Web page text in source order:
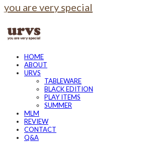
you are very special
HOME
ABOUT
URVS
TABLEWARE
BLACK EDITION
PLAY ITEMS
SUMMER
MLM
REVIEW
CONTACT
Q&A